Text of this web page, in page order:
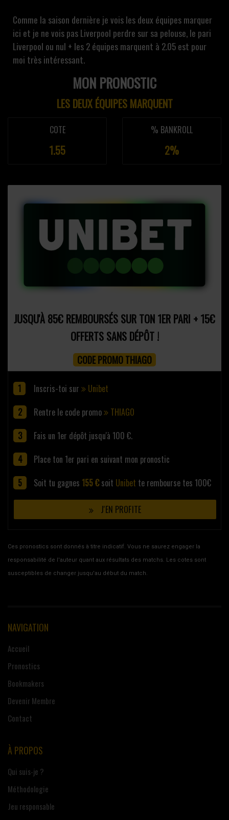
Comme la saison dernière je vois les deux équipes marquer
ici et je ne vois pas Liverpool perdre sur sa pelouse, le pari
Liverpool ou nul + les 2 équipes marquent à 2.05 est pour
moi très intéressant.
MON PRONOSTIC
LES DEUX ÉQUIPES MARQUENT
COTE
1.55
% BANKROLL
2%
JUSQU'À 85€ REMBOURSÉS SUR TON 1ER PARI + 15€
OFFERTS SANS DÉPÔT !
CODE PROMO THIAGO
Inscris-toi sur
Unibet
Rentre le code promo
THIAGO
Fais un 1er dépôt jusqu'à 100 €.
Place ton 1er pari en suivant mon pronostic
Soit tu gagnes 155 € soit Unibet te rembourse tes 100€
J'EN PROFITE
Ces pronostics sont donnés à titre indicatif. Vous ne saurez engager la
responsabilité de l'auteur quant aux résultats des matchs. Les cotes sont
susceptibles de changer jusqu'au début du match.
NAVIGATION
Accueil
Pronostics
Bookmakers
Devenir Membre
Contact
À PROPOS
Qui suis-je ?
Méthodologie
Jeu responsable